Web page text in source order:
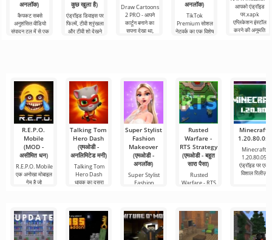
अनलॉक)
कैपकट सबसे
अनुशंसित वीडियो
संपादन टूल में से एक
कुछ खुला है)
एंड्रॉइड डिवाइस पर
फिल्में, टीवी श्रृंखला
और टीवी शो देखने
Draw Cartoons
2 PRO - आपने
कार्टून बनाने का
सपना देखा था,
अनलॉक)
TikTok
Premium सोशल
नेटवर्क का एक विशेष
आपको एंड्रॉइड
पर.xapk
एप्लिकेशन इंस्टॉल
करने की अनुमति
R.E.P.O.
Mobile
(MOD -
असीमित धन)
R.E.P.O. Mobile
एक अनोखा मोबाइल
गेम है जो
Talking Tom
Hero Dash
(एमओडी -
अनलिमिटेड मनी)
Talking Tom
Hero Dash
धावक का दूसरा
Super Stylist
Fashion
Makeover
(एमओडी -
अनलॉक)
Super Stylist
Fashion
Rusted
Warfare -
RTS Strategy
(एमओडी - बहुत
सारा पैसा)
Rusted
Warfare - RTS
Minecraft
1.20.80.05
Minecraft
1.20.80.05
एंड्रॉइड पर एक
विशाल रिलीज़